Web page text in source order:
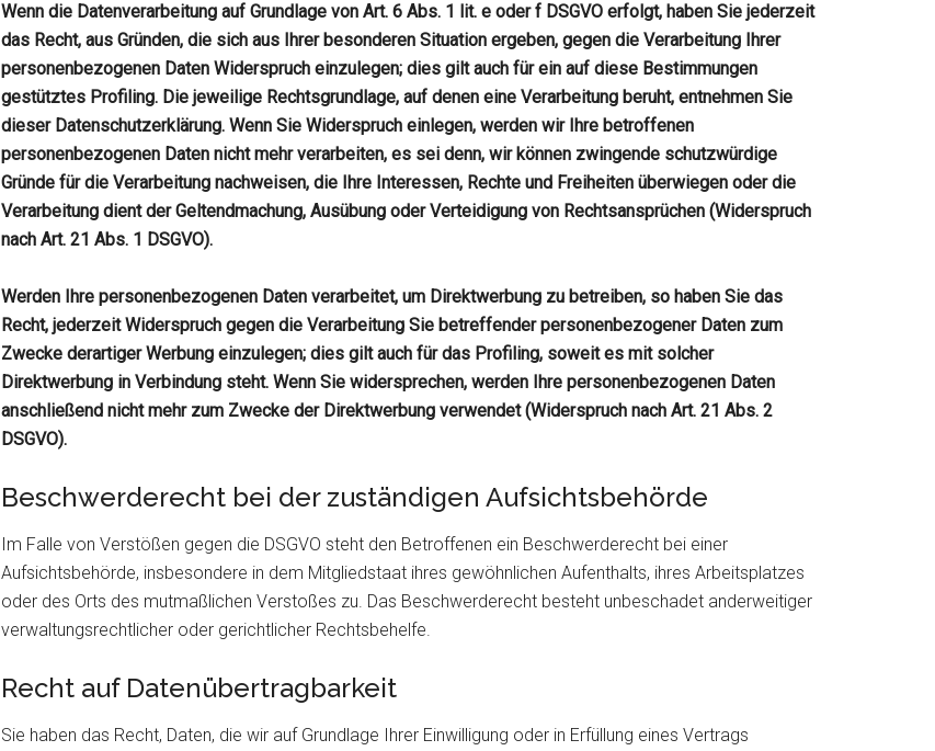
Wenn die Datenverarbeitung auf Grundlage von Art. 6 Abs. 1 lit. e oder f DSGVO erfolgt, haben Sie jederzeit
das Recht, aus Gründen, die sich aus Ihrer besonderen Situation ergeben, gegen die Verarbeitung Ihrer
personenbezogenen Daten Widerspruch einzulegen; dies gilt auch für ein auf diese Bestimmungen
gestütztes Profiling. Die jeweilige Rechtsgrundlage, auf denen eine Verarbeitung beruht, entnehmen Sie
dieser Datenschutzerklärung. Wenn Sie Widerspruch einlegen, werden wir Ihre betroffenen
personenbezogenen Daten nicht mehr verarbeiten, es sei denn, wir können zwingende schutzwürdige
Gründe für die Verarbeitung nachweisen, die Ihre Interessen, Rechte und Freiheiten überwiegen oder die
Verarbeitung dient der Geltendmachung, Ausübung oder Verteidigung von Rechtsansprüchen (Widerspruch
nach Art. 21 Abs. 1 DSGVO).
Werden Ihre personenbezogenen Daten verarbeitet, um Direktwerbung zu betreiben, so haben Sie das
Recht, jederzeit Widerspruch gegen die Verarbeitung Sie betreffender personenbezogener Daten zum
Zwecke derartiger Werbung einzulegen; dies gilt auch für das Profiling, soweit es mit solcher
Direktwerbung in Verbindung steht. Wenn Sie widersprechen, werden Ihre personenbezogenen Daten
anschließend nicht mehr zum Zwecke der Direktwerbung verwendet (Widerspruch nach Art. 21 Abs. 2
DSGVO).
Beschwerderecht bei der zuständigen Aufsichtsbehörde
Im Falle von Verstößen gegen die DSGVO steht den Betroffenen ein Beschwerderecht bei einer
Aufsichtsbehörde, insbesondere in dem Mitgliedstaat ihres gewöhnlichen Aufenthalts, ihres Arbeitsplatzes
oder des Orts des mutmaßlichen Verstoßes zu. Das Beschwerderecht besteht unbeschadet anderweitiger
verwaltungsrechtlicher oder gerichtlicher Rechtsbehelfe.
Recht auf Datenübertragbarkeit
Sie haben das Recht, Daten, die wir auf Grundlage Ihrer Einwilligung oder in Erfüllung eines Vertrags